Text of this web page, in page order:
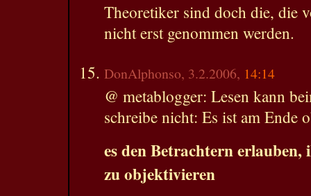
Theoretiker sind doch die, die
nicht erst genommen werden.
DonAlphonso, 3.2.2006, 14:14
@ metablogger: Lesen kann
schreibe nicht: Es ist am Ende
es den Betrachtern
zu objektivieren